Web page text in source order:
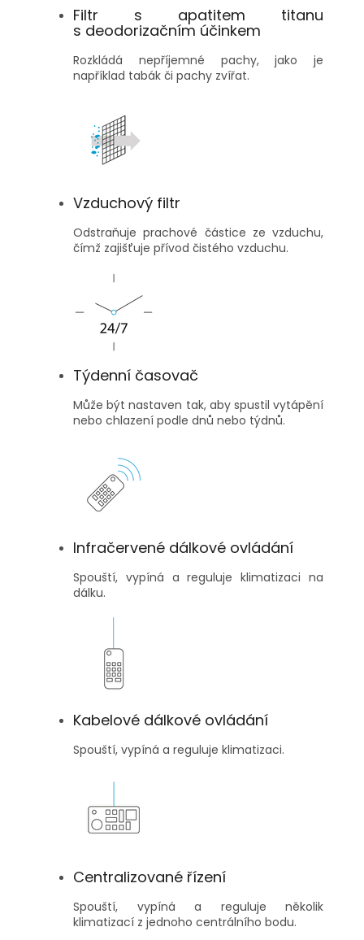
Filtr s apatitem titanu
s deodorizačním účinkem
Rozkládá nepříjemné pachy, jako je
například tabák či pachy zvířat.
Vzduchový filtr
Odstraňuje prachové částice ze vzduchu,
čímž zajišťuje přívod čistého vzduchu.
Týdenní časovač
Může být nastaven tak, aby spustil vytápění
nebo chlazení podle dnů nebo týdnů.
Infračervené dálkové ovládání
Spouští, vypíná a reguluje klimatizaci na
dálku.
Kabelové dálkové ovládání
Spouští, vypíná a reguluje klimatizaci.
Centralizované řízení
Spouští, vypíná a reguluje několik
klimatizací z jednoho centrálního bodu.